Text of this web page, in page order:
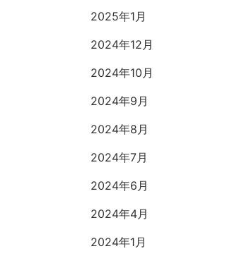
2025年1月
2024年12月
2024年10月
2024年9月
2024年8月
2024年7月
2024年6月
2024年4月
2024年1月